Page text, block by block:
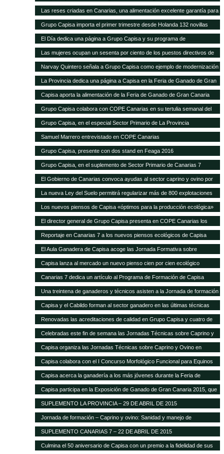
Las reses criadas en Canarias, una alimentación excelente garantía para
el consumidor local
Grupo Capisa importa el primer trimestre desde Holanda 132 novillas
frisonas de alta productividad
El Día dedica una página a Grupo Capisa y su programa de
Responsabilidad Social
Las mujeres ocupan un sesenta por ciento de los puestos directivos de
Grupo Capisa
Narvay Quintero señala a Grupo Capisa como ejemplo de modernización
e innovación en el Sector
La Provincia dedica una página a Capisa en la Feria de Ganado de Gran
Canaria
Capisa aporta la alimentación de la Feria de Ganado de Gran Canaria
Grupo Capisa colabora con COPE Canarias en su tertulia semanal del
Sector Primario
Grupo Capisa, en el especial Sector Primario de La Provincia
Samuel Marrero entrevistado en COPE Canarias
Grupo Capisa, presente con dos stand en Feaga 2016
Grupo Capisa, en el suplemento de Sector Primario de Canarias 7
El Gobierno de Canarias convoca ayudas al sector caprino y ovino por
seis millones de euros
La nueva Ley del Suelo permitirá regularizar más de 800 explotaciones
agrícolas y ganaderas
Los nuevos piensos de Capisa «óptimos para la producción ecológica»
El director general de Grupo Capisa presenta en COPE Canarias los
nuevos piensos ecológicos
Reportaje en Canarias 7 a los nuevos piensos ecológicos de Capisa
El Aula Ganadera de Capisa acoge las Jornada Formativa sobre
Avicultura de Puesta
Capisa lanza al mercado un nuevo pienso cien por cien ecológico
Canarias 7 dedica un artículo al Programa de Formación de Capisa
Una treintena de ganaderos y técnicos asisten a la Jornada de formación
en vacuno de Capisa y el Cabildo de Gran Canaria
Capisa y el Cabildo forman al sector ganadero en las últimas técnicas
mundiales de alimentación y manejo de vacuno
Renovadas las acreditaciones de calidad en Grupo Capisa y cuatro de
sus empresas
Celebradas este fin de semana las Jornadas Técnicas sobre Caprino y
Ovino de Uga
Capisa organiza las Jornadas Técnicas sobre Caprino y Ovino en
Lanzarote
Capisa colabora con el I Concurso Morfológico Funcional para Equinos
Capisa acerca la ganadería a los más jóvenes durante la Feria de
Ganado Selecto 2015
Capisa participa en la Exposición de Ganado de Gran Canaria 2015, que
contará con mil cabezas selectas de la isla
SUPLEMENTO LA PROVINCIA – 29 DE ABRIL DE 2015
Jornada de formación – Caprino y ovino: Sanidad y manejo de
alimentación
SUPLEMENTO CANARIAS 7 – 22 DE ABRIL DE 2015
Culmina el 50 aniversario de Capisa con un premio a la fidelidad de sus